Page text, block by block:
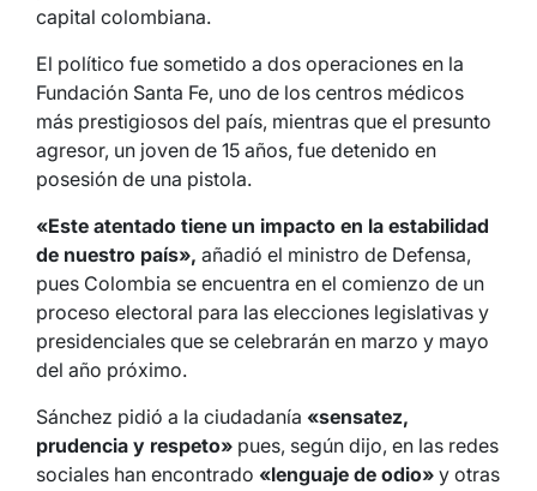
capital colombiana.
El político fue sometido a dos operaciones en la
Fundación Santa Fe, uno de los centros médicos
más prestigiosos del país, mientras que el presunto
agresor, un joven de 15 años, fue detenido en
posesión de una pistola.
«Este atentado tiene un impacto en la estabilidad
de nuestro país», añadió el ministro de Defensa,
pues Colombia se encuentra en el comienzo de un
proceso electoral para las elecciones legislativas y
presidenciales que se celebrarán en marzo y mayo
del año próximo.
Sánchez pidió a la ciudadanía «sensatez,
prudencia y respeto» pues, según dijo, en las redes
sociales han encontrado «lenguaje de odio» y otras